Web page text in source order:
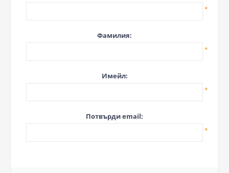
*
Фамилия:
*
Имейл:
*
Потвърди email:
*